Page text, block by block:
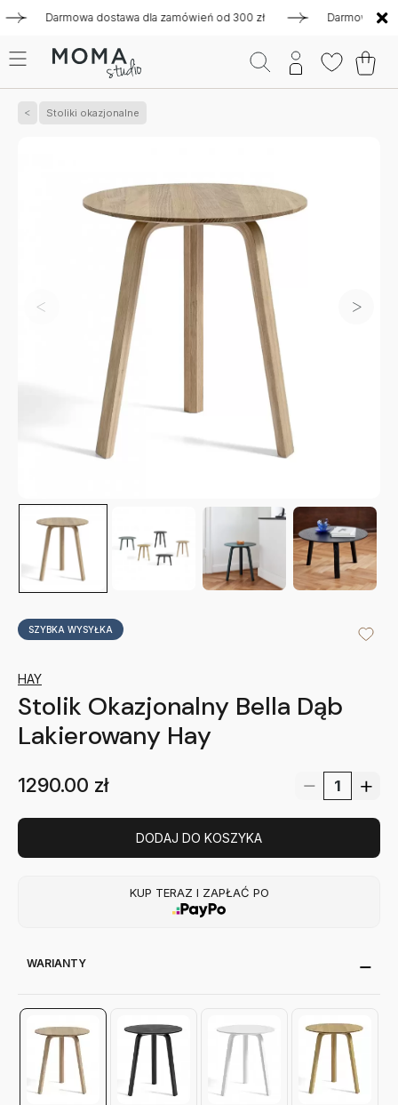
Darmowa dostawa dla zamówień od 300 zł Darmowa
Stoliki okazjonalne
SZYBKA WYSYŁKA
HAY
Stolik Okazjonalny Bella Dąb
Lakierowany Hay
1290.00 zł
DODAJ DO KOSZYKA
KUP TERAZ I ZAPŁAĆ PO
WARIANTY